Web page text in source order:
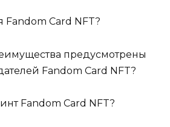
Fandom Card NFT?
предусмотрены
Fandom Card NFT?
Fandom Card NFT?